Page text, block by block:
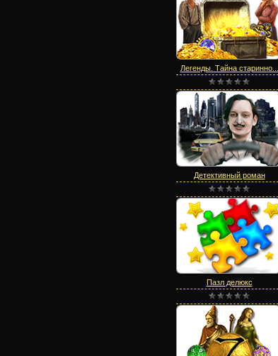
Легенды. Тайна старинно...
Детективный роман
Пазл делюкс